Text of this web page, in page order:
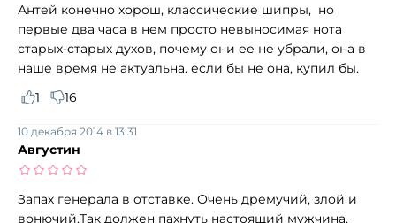
Антей конечно хорош, классические шипры, но
первые два часа в нем просто невыносимая нота
старых-старых духов, почему они ее не убрали, она в
наше время не актуальна. если бы не она, купил бы.
1
16
Августин
10 декабря 2014 в 13:31
Запах генерала в отставке. Очень дремучий, злой и
вонючий.Так должен пахнуть настоящий мужчина.